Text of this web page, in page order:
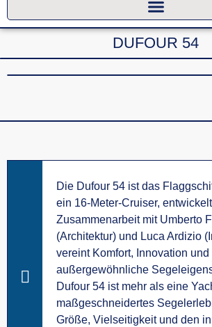
DUFOUR 54
Die Dufour 54 ist das
ein 16-Meter-Cruiser,
Zusammenarbeit mit Umberto
(Architektur) und Luca Ardizio
vereint Komfort, Innovation und
außergewöhnliche
Dufour 54 ist mehr als eine
maßgeschneidertes
Größe, Vielseitigkeit und den